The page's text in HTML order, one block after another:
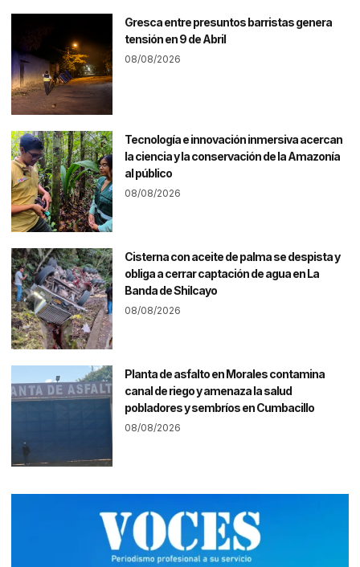
Gresca entre presuntos barristas genera
tensión en 9 de Abril
08/08/2026
Tecnología e innovación inmersiva acercan
la ciencia y la conservación de la Amazonía
al público
08/08/2026
Cisterna con aceite de palma se despista y
obliga a cerrar captación de agua en La
Banda de Shilcayo
08/08/2026
Planta de asfalto en Morales contamina
canal de riego y amenaza la salud
pobladores y sembríos en Cumbacillo
08/08/2026